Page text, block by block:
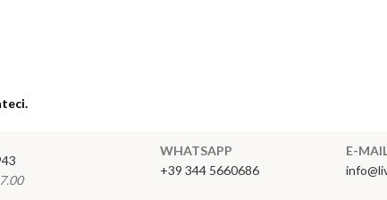
WHATSAPP
+39 344 5660686
E-